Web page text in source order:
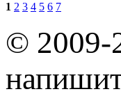
1 2 3 4 5 6 7
© 2009-